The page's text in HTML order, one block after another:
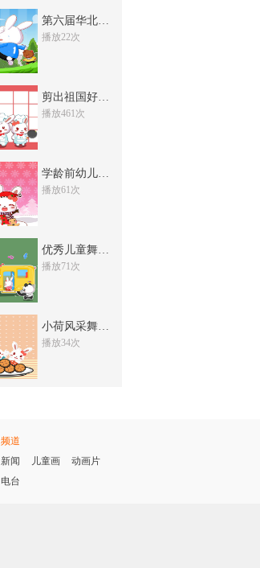
42次
第五届小荷风采儿童舞蹈大赛19
73次 收藏
39次 收藏
25次
27次
35次 收藏
第六届华北五省少儿
播放22次
剪出祖国好风光
播放461次
学龄前幼儿形体舞训
播放61次
优秀儿童舞蹈展演5
播放71次
小荷风采舞蹈考级专
播放34次
频道
新闻
儿童画
动画片
电台